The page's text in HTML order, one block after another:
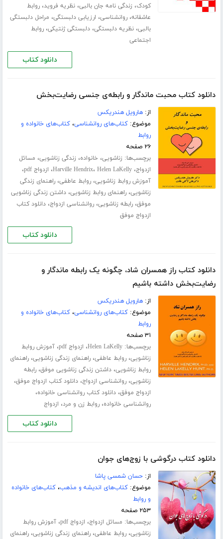
کودک، زندگی‌ نامه جان بالبی،نظریه فروید،روابط
عاشقانه،روانشناسی، ارزیابی دلبستگی، مراحل دلبستگی
بالبی،نظریه دلبستگی،دلبستگی ژنتیکی،روابط
اجتماعی
دانلود کتاب
دانلود کتاب محبت ماندگار و رابطه‌ی جنسی رضایت‌بخش
از:هارویل هندریکس
موضوع:کتاب‌های روانشناسی،کتاب‌های خانواده و
روابط
۲۶ صفحه
برچسب‌ها: زناشویی، خانواده، زندگی زناشویی، مسائل
ازدواج، Harville Hendrix، Helen LaKelly ، ازدواج pdf ،
آموزش روابط زناشویی،روابط عاطفی،راهنمای زندگی
زناشویی،راهنمای روابط زناشویی،داشتن زندگی زناشویی
موفق،رابطه زناشویی،روانشناسی ازدواج،دانلود کتاب
ازدواج موفق
دانلود کتاب
دانلود کتاب راز همسران شاد، چگونه یک رابطه ماندگار و
رضایت‌بخش داشته باشیم
از:هارویل هندریکس
موضوع:کتاب‌های روانشناسی،کتاب‌های خانواده و
روابط
۳۱ صفحه
برچسب‌ها:Helen LaKelly، ازدواج pdf ،آموزش روابط
زناشویی،روابط عاطفی،راهنمای زندگی زناشویی،راهنمای
روابط زناشویی،داشتن زندگی زناشویی موفق،رابطه
زناشویی،روانشناسی ازدواج،دانلود کتاب ازدواج موفق،
ازدواج موفق،دانلود کتاب روانشناسی خانواده،
روانشناسی خانواده،روابط زن و مرد، ازدواج
دانلود کتاب
دانلود کتاب درگوشی با زوج‌های جوان
از:حسان شمسی پاشا
موضوع:کتاب‌های اندیشه و مذهب،کتاب‌های خانواده
و روابط
۲۵۳ صفحه
برچسب‌ها: مسائل ازدواج، ازدواج pdf ،آموزش روابط
زناشویی،روابط عاطفی،راهنمای زندگی زناشویی،راهنمای